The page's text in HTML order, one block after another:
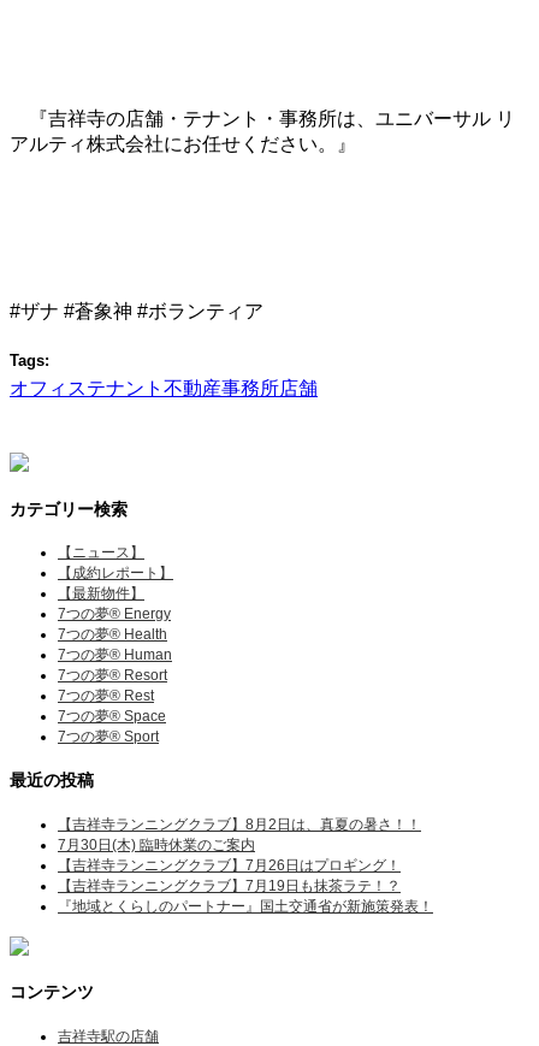
『吉祥寺の店舗・テナント・事務所は、ユニバーサル リ
アルティ株式会社にお任せください。』
#ザナ #蒼象神 #ボランティア
Tags:
オフィステナント 不動産事務所店舗
カテゴリー検索
【ニュース】
【成約レポート】
【最新物件】
7つの夢® Energy
7つの夢® Health
7つの夢® Human
7つの夢® Resort
7つの夢® Rest
7つの夢® Space
7つの夢® Sport
最近の投稿
【吉祥寺ランニングクラブ】8月2日は、真夏の暑さ！！
7月30日(木) 臨時休業のご案内
【吉祥寺ランニングクラブ】7月26日はプロギング！
【吉祥寺ランニングクラブ】7月19日も抹茶ラテ！？
『地域とくらしのパートナー』国土交通省が新施策発表！
コンテンツ
吉祥寺駅の店舗